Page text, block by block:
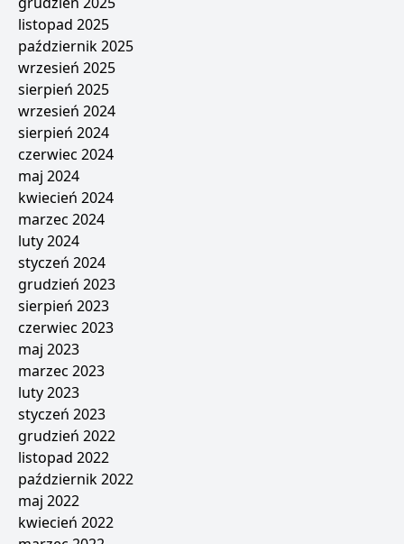
listopad 2025
październik 2025
wrzesień 2025
sierpień 2025
wrzesień 2024
sierpień 2024
czerwiec 2024
maj 2024
kwiecień 2024
marzec 2024
luty 2024
styczeń 2024
grudzień 2023
sierpień 2023
czerwiec 2023
maj 2023
marzec 2023
luty 2023
styczeń 2023
grudzień 2022
listopad 2022
październik 2022
maj 2022
kwiecień 2022